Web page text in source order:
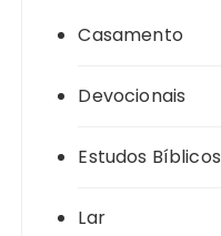
Casamento
Devocionais
Estudos Bíblicos
Lar